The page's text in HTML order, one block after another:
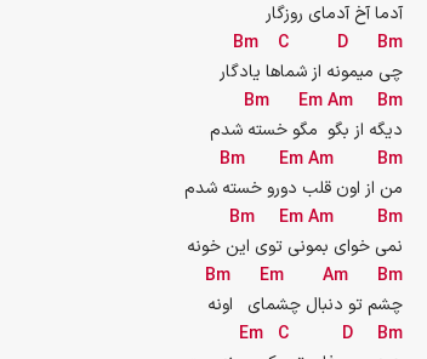
آدما آخ آدمای روزگار
Bm
C D
Bm
چی میمونه از شماها یادگار
Bm
EmAm
Bm
دیگه از بگو  مگو خسته شدم
Bm
EmAm
Bm
من از اون قلب دورو خسته شدم
Bm
EmAm
Bm
نمی خوای بمونی توی این خونه
Bm
Em Am
Bm
چشم تو دنبال چشمای   اونه
Em
C D
Bm